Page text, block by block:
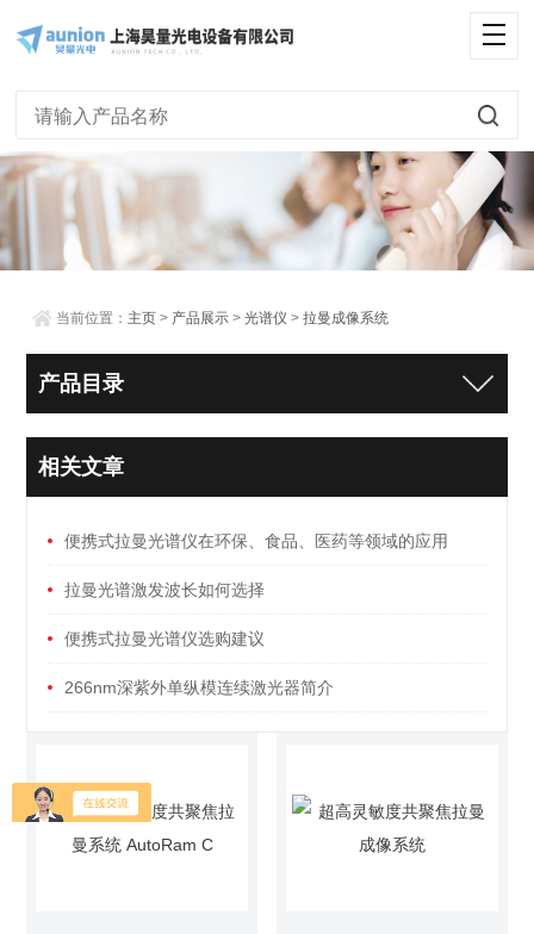
当前位置： 主页 > 产品展示 >光谱仪 >拉曼成像系统
产品目录
相关文章
便携式拉曼光谱仪在环保、食品、医药等领域的应用
拉曼光谱激发波长如何选择
便携式拉曼光谱仪选购建议
266nm深紫外单纵模连续激光器简介